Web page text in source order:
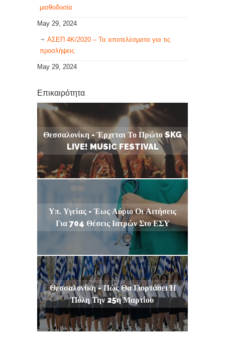
μισθοδοσία
May 29, 2024
ΑΣΕΠ 4Κ/2020 – Τα αποτελέσματα για τις
προσλήψεις
May 29, 2024
Επικαιρότητα
Θεσσαλονίκη - Έρχεται Το Πρώτο SKG
LIVE! MUSIC FESTIVAL
Υπ. Υγείας - Έως Αύριο Οι Αιτήσεις
Για 704 Θέσεις Ιατρών Στο ΕΣΥ
Θεσσαλονίκη - Πώς Θα Γιορτάσει Η
Πόλη Την 25η Μαρτίου